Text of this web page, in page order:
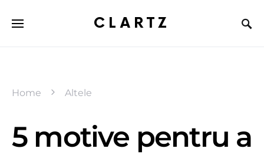
CLARTZ
Home Altele
5 motive pentru a